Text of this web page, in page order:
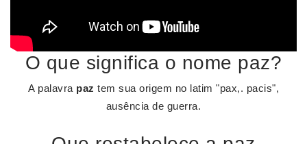
O que significa o nome paz?
A palavra paz tem sua origem no latim "pax,. pacis",
ausência de guerra.